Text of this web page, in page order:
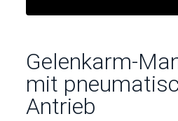
Gelenkarm-
mit
Antrieb